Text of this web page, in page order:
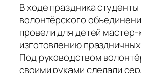
В ходе праздника студенты
волонтёрского
провели для детей мастер-
изготовлению
Под руководством
своими руками сделали